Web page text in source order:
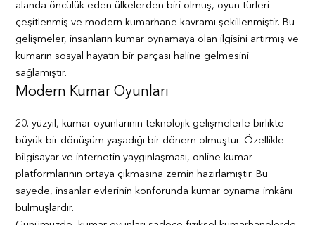
alanda öncülük eden ülkelerden biri olmuş, oyun türleri
çeşitlenmiş ve modern kumarhane kavramı şekillenmiştir. Bu
gelişmeler, insanların kumar oynamaya olan ilgisini artırmış ve
kumarın sosyal hayatın bir parçası haline gelmesini
sağlamıştır.
Modern Kumar Oyunları
20. yüzyıl, kumar oyunlarının teknolojik gelişmelerle birlikte
büyük bir dönüşüm yaşadığı bir dönem olmuştur. Özellikle
bilgisayar ve internetin yaygınlaşması, online kumar
platformlarının ortaya çıkmasına zemin hazırlamıştır. Bu
sayede, insanlar evlerinin konforunda kumar oynama imkânı
bulmuşlardır.